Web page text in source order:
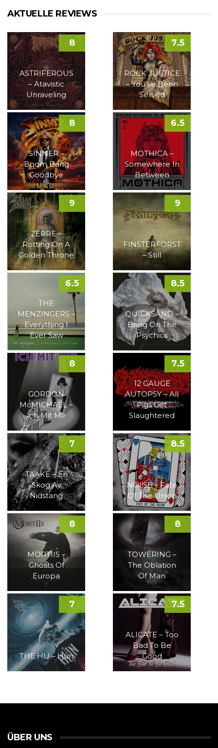
AKTUELLE REVIEWS
ASTRIFEROUS
– Atavistic
Unraveling
8
ROCK JUSTICE
– You’ve Been
Served
7.5
SINNER –
Boom Bang
Goodbye
8
MOTHICA –
Somewhere In
Between
6.5
ZERRE –
Rotting On A
Golden Throne
9
FINSTERFORST
– Still
9
THE
MENZINGERS –
Everything I
Ever Saw
6.5
QUICKSAND –
Bring On The
Psychics
8.5
GORDON
McMICHAEL –
Ich Mit Mir
8
12 GAUGE
AUTOPSY – All
Pigs Get
Slaughtered
7.5
TAAKE – En
Skog Av
Nidstang
7
NOI!SE – Fate
Of The Union
8.5
MORTIIS –
Ghosts Of
Europa
8
TOWERING –
The Oblation
Of Man
8
THE HU – Hun
7
ALICATE – Too
Bad To Be
Good
7.5
ÜBER UNS